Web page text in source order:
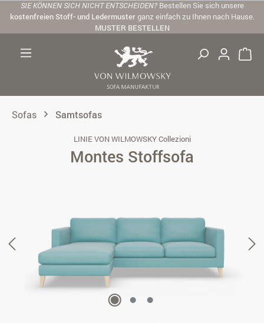
Zum Hauptinhalt springen
SIE KÖNNEN SICH NICHT ENTSCHEIDEN? Bestellen Sie sich unsere
kostenfreien Stoff- und Ledermusterganz einfach zu Ihnen nach Hause.
MUSTER BESTELLEN
Sofas Samtsofas
LINIE VON WILMOWSKY Collezioni
Montes Stoffsofa